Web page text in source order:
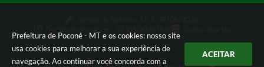
Prefeitura de Poconé - MT e os cookies: nosso site
usa cookies para melhorar a sua experiência de
navegação. Ao continuar você concorda com a
ACEITAR